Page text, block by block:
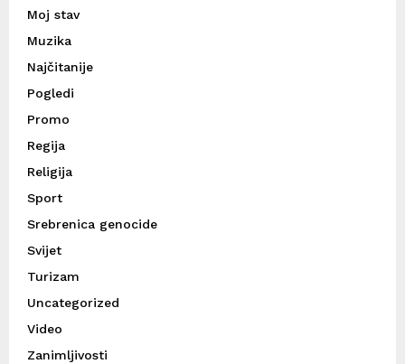
Moj stav
Muzika
Najčitanije
Pogledi
Promo
Regija
Religija
Sport
Srebrenica genocide
Svijet
Turizam
Uncategorized
Video
Zanimljivosti